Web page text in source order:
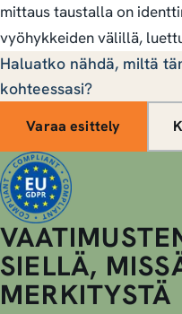
mittaus taustalla on
vyöhykkeiden välillä,
Haluatko nähdä, miltä
kohteessasi?
Varaa esittely
SIELLÄ,
MERKITYSTÄ